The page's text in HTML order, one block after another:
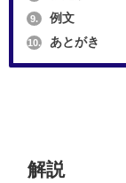
9. 例文
10. あとがき
解説